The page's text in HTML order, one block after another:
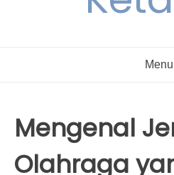
Menu
Mengenal
Olahraga